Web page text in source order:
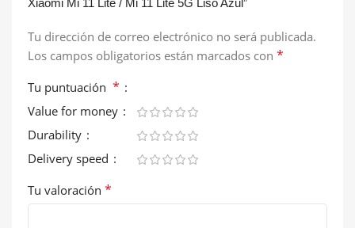
Tu dirección de correo electrónico no será publicada.
Los campos obligatorios están marcados con *
Tu puntuación *
Value for money
Durability
Delivery speed
Tu valoración *